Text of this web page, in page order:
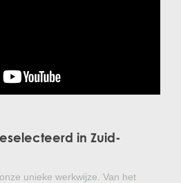
in Zuid-
unieke werkwijze. Van het